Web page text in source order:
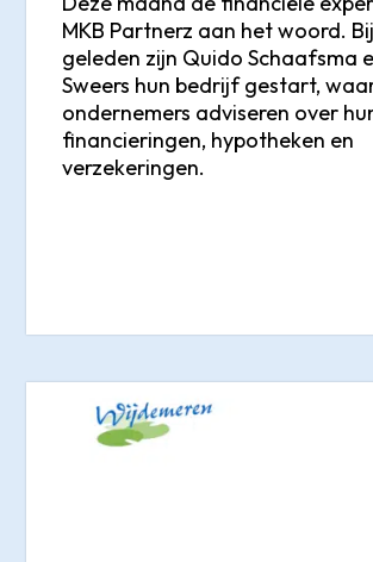
MKB Partnerz aan het woord.
geleden zijn Quido Schaafsma
Sweers hun bedrijf gestart,
ondernemers adviseren over
financieringen, hypotheken en
verzekeringen.